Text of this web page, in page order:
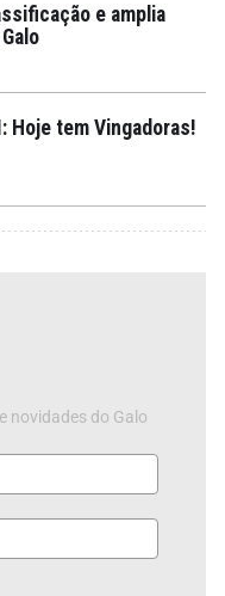
e amplia
tem Vingadoras!
novidades do Galo